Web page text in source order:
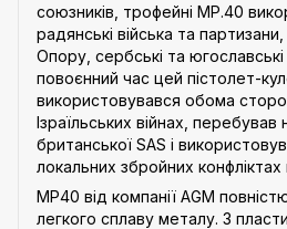
союзників, трофейні MP.40
радянські війська та
Опору, сербські та
повоєнний час цей пістолет-
використовувався обома
Ізраїльських війнах, перебував
британської SAS і
локальних збройних конфліктах
MP40 від компанії AGM
легкого сплаву металу. З